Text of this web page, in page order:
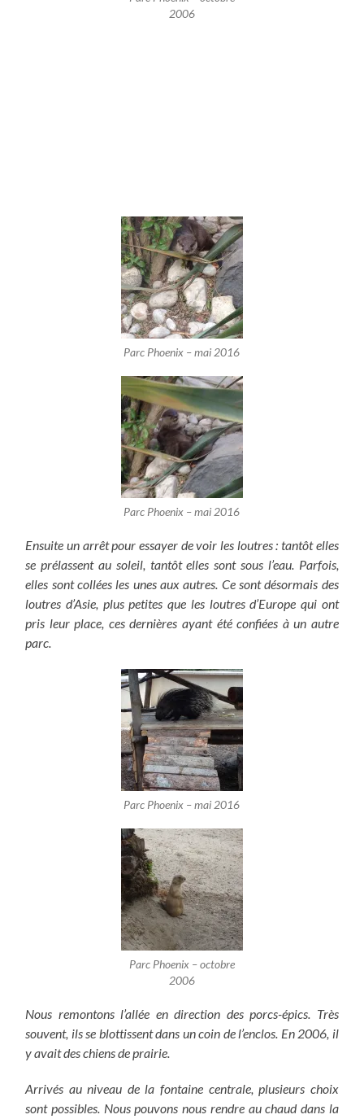
2006
Parc Phoenix – mai 2016
Parc Phoenix – mai 2016
Ensuite un arrêt pour essayer de voir les loutres : tantôt elles
se prélassent au soleil, tantôt elles sont sous l’eau. Parfois,
elles sont collées les unes aux autres. Ce sont désormais des
loutres d’Asie, plus petites que les loutres d’Europe qui ont
pris leur place, ces dernières ayant été confiées à un autre
parc.
Parc Phoenix – mai 2016
Parc Phoenix – octobre
2006
Nous remontons l’allée en direction des porcs-épics. Très
souvent, ils se blottissent dans un coin de l’enclos. En 2006, il
y avait des chiens de prairie.
Arrivés au niveau de la fontaine centrale, plusieurs choix
sont possibles. Nous pouvons nous rendre au chaud dans la